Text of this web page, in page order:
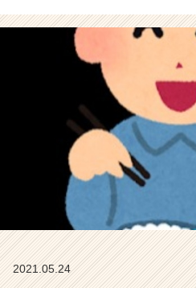
ィ
テ
タ
イ
ム
ラ
イ
ベ
2021.05.24